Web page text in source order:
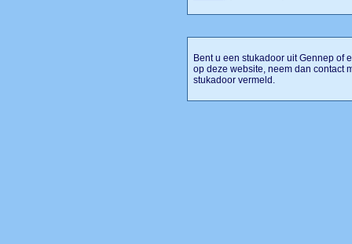
Bent u een stukadoor uit Gennep of
op deze website, neem dan contact
stukadoor vermeld.